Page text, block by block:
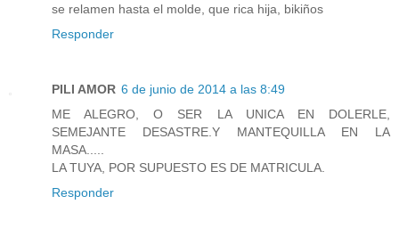
se relamen hasta el molde, que rica hija, bikiños
Responder
PILI AMOR 6 de junio de 2014 a las 8:49
ME ALEGRO, O SER LA UNICA EN DOLERLE,
SEMEJANTE DESASTRE.Y MANTEQUILLA EN LA
MASA.....
LA TUYA, POR SUPUESTO ES DE MATRICULA.
Responder